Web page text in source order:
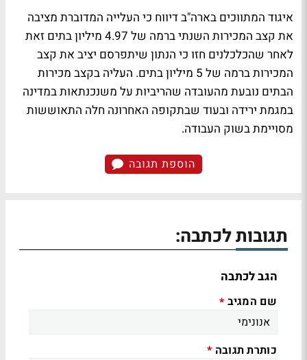
איגוד המתווכים בארה"ב דיווח כי העלייה המדוברת מציבה
את קצב המכירות השנתי ברמה של 4.97 מיליון בתים זאת
לאחר שהכלכלנים חזו כי הנתון שיתפרסם יציב את קצב
המכירות ברמה של 5 מיליון בתים. העליה בקצב מכירות
הבתים נובעת מהעובדה שהריביות על משנכנתאות במדינה
במגמת ירידה ובעוד שבתקופה האחרונה חלה התאוששות
מסויימת בשוק העבודה.
הוספת תגובה
תגובות לכתבה:
הגב לכתבה
שם המגיב *
כותרת תגובה *